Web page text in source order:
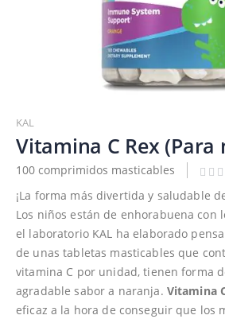
al
comienzo
de
la
galería
de
imágenes
KAL
Vitamina C Rex (Para
100 comprimidos masticables
¡La forma más divertida y saludable
Los niños están de enhorabuena con
el laboratorio KAL ha elaborado
de unas tabletas masticables que
vitamina C por unidad, tienen forma
agradable sabor a naranja. Vitamina
eficaz a la hora de conseguir que los